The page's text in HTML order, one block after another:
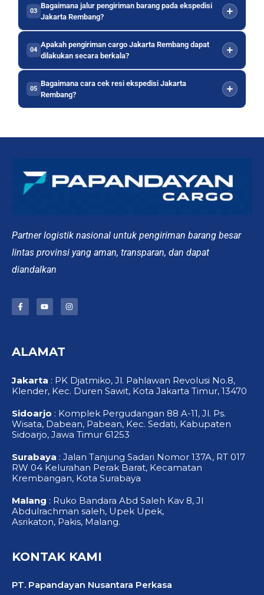
03
Bagaimana jalur pengiriman barang pada ekspedisi
Jakarta Rembang?
04
Apakah pengiriman cargo Jakarta Rembang dapat
dilakukan secara berkala?
05
Bagaimana cara cek resi ekspedisi Jakarta
Rembang?
Partner logistik nasional untuk pengiriman barang besar
lintas provinsi yang aman, transparan, dan dapat
diandalkan
F
a
o
o
Y
o
b
e
I
n
ALAMAT
Jakarta : PK Djatmiko, Jl. Pahlawan Revolusi No.8,
Klender, Kec. Duren Sawit, Kota Jakarta Timur, 13470
Sidoarjo : Komplek Pergudangan 88 A-11, Jl. Ps.
Wisata, Dabean, Pabean, Kec. Sedati, Kabupaten
Sidoarjo, Jawa Timur 61253
Surabaya : Jalan Tanjung Sadari Nomor 137A, RT 017
RW 04 Kelurahan Perak Barat, Kecamatan
Krembangan, Kota Surabaya
Malang : Ruko Bandara Abd Saleh Kav 8, Jl
Abdulrachman saleh, Upek Upek,
Asrikaton, Pakis, Malang.
KONTAK KAMI
PT. Papandayan Nusantara Perkasa